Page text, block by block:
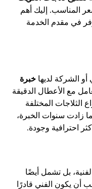
المناسب. إليك أهم
في مقدم الخدمة
الشركة لديهاخبرة
مع الأعطال الدقيقة
المختلفة
زادت سنوات الخبرة،
احترافية وجودة.
بل تشمل أيضًا
أن يكون الفني قادرًا